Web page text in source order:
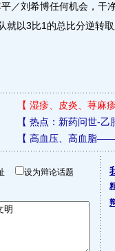
刘希博任何机会，干
就以3比1的总比分逆转
【 湿疹、皮炎、荨麻
【 热点：新药问世-乙
【 高血压、高血脂——
设为辩论话题